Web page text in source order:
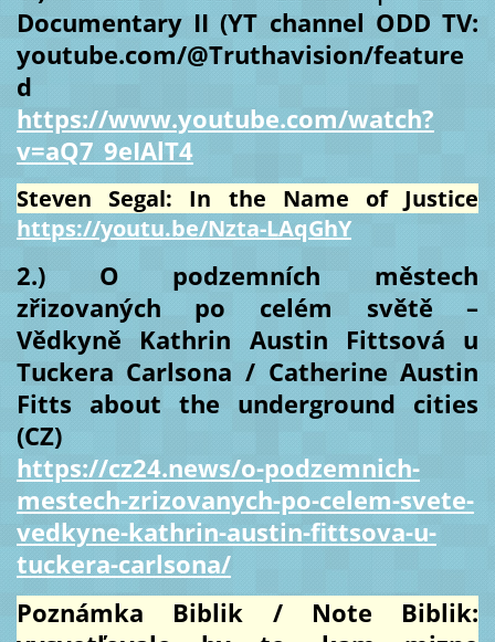
Documentary II (YT channel ODD TV:
youtube.com/@Truthavision/feature
d
https://www.youtube.com/watch?
v=aQ7_9eIAlT4
Steven Segal: In the Name of Justice
https://youtu.be/Nzta-LAqGhY
2.) O podzemních městech
zřizovaných po celém světě –
Vědkyně Kathrin Austin Fittsová u
Tuckera Carlsona / Catherine Austin
Fitts about the underground cities
(CZ)
https://cz24.news/o-podzemnich-
mestech-zrizovanych-po-celem-svete-
vedkyne-kathrin-austin-fittsova-u-
tuckera-carlsona/
Poznámka Biblik / Note Biblik: